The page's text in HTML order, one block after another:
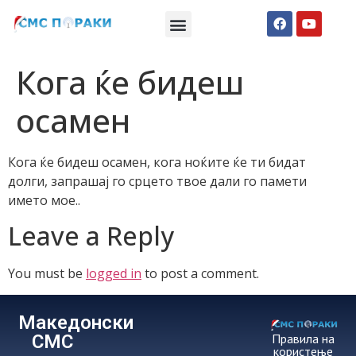
Кога ќе бидеш
осамен
Кога ќе бидеш осамен, кога ноќите ќе ти бидат
долги, запрашај го срцето твое дали го памети
името мое..
Leave a Reply
You must be logged in to post a comment.
Македонски
СМС
Правила на
користење